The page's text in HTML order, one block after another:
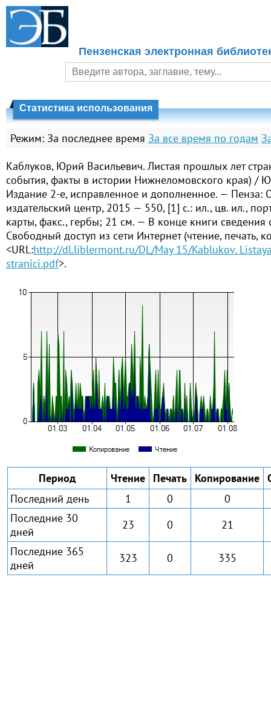
Пензенская электронная
Статистика использования
Режим: За последнее время За все время по годам
Каблуков, Юрий Васильевич. Листая прошлых лет
события, факты в истории Нижнеломовского края) /
Издание 2-е, исправленное и дополненное. — Пенза:
издательский центр, 2015 — 550, [1] с.: ил., цв. ил.,
карты, факс., гербы; 21 см. — В конце книги сведения
Свободный доступ из сети Интернет (чтение, печать,
<URL:http://dl.liblermont.ru/DL/May 15/Kablukov.
stranici.pdf>.
Период Чтение Печать Копирование
Последний день
1 0
0
Последние 30
дней
23 0
21
Последние 365
дней
323 0 335